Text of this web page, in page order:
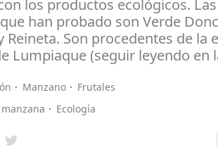
los productos ecológicos.
han probado son Verde
Reineta. Son procedentes de la
Lumpiaque (seguir leyendo en
Manzano
Frutales
manzana Ecología